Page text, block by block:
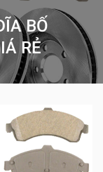
BỐ
RẺ